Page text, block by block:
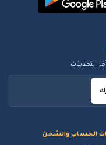
الحساب والشحن
التحديثات